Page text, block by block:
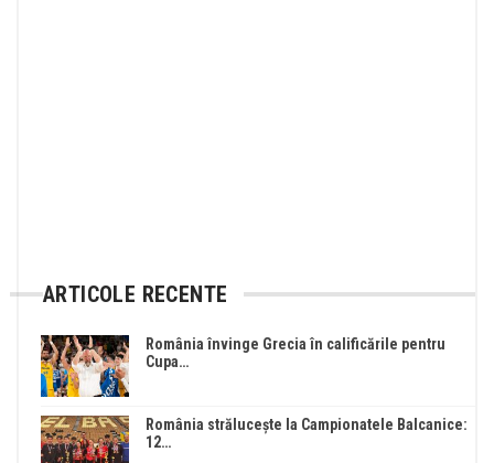
ARTICOLE RECENTE
România învinge Grecia în calificările pentru
Cupa…
România strălucește la Campionatele Balcanice:
12…